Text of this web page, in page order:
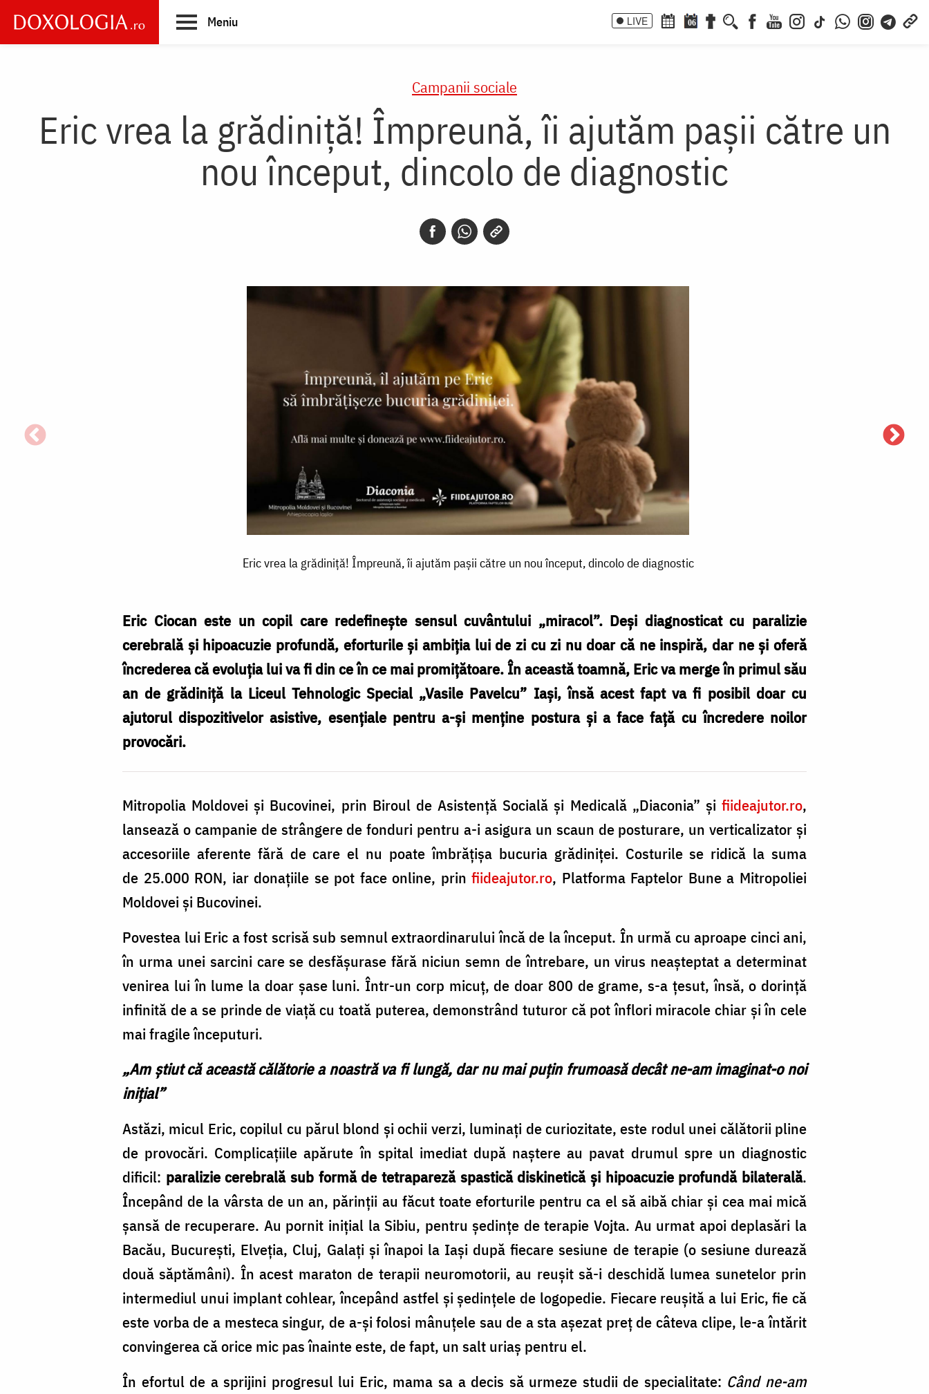
main
Meniu LIVE 06
Campanii sociale
Eric vrea la grădiniță! Împreună, îi ajutăm pașii către un
nou început, dincolo de diagnostic
Eric vrea la grădiniță! Împreună, îi ajutăm pașii către un nou început, dincolo de diagnostic
Eric Ciocan este un copil care redefinește sensul cuvântului „miracol”. Deși diagnosticat cu paralizie
cerebrală și hipoacuzie profundă, eforturile și ambiția lui de zi cu zi nu doar că ne inspiră, dar ne și oferă
încrederea că evoluția lui va fi din ce în ce mai promițătoare. În această toamnă, Eric va merge în primul său
an de grădiniță la Liceul Tehnologic Special „Vasile Pavelcu” Iași, însă acest fapt va fi posibil doar cu
ajutorul dispozitivelor asistive, esențiale pentru a-și menține postura și a face față cu încredere noilor
provocări.
Mitropolia Moldovei și Bucovinei, prin Biroul de Asistență Socială și Medicală „Diaconia” și fiideajutor.ro,
lansează o campanie de strângere de fonduri pentru a-i asigura un scaun de posturare, un verticalizator și
accesoriile aferente fără de care el nu poate îmbrățișa bucuria grădiniței. Costurile se ridică la suma
de 25.000 RON, iar donațiile se pot face online, prinfiideajutor.ro, Platforma Faptelor Bune a Mitropoliei
Moldovei și Bucovinei.
Povestea lui Eric a fost scrisă sub semnul extraordinarului încă de la început. În urmă cu aproape cinci ani,
în urma unei sarcini care se desfășurase fără niciun semn de întrebare, un virus neașteptat a determinat
venirea lui în lume la doar șase luni. Într-un corp micuț, de doar 800 de grame, s-a țesut, însă, o dorință
infinită de a se prinde de viață cu toată puterea, demonstrând tuturor că pot înflori miracole chiar și în cele
mai fragile începuturi.
„Am știut că această călătorie a noastră va fi lungă, dar nu mai puțin frumoasă decât ne-am imaginat-o noi
inițial”
Astăzi, micul Eric, copilul cu părul blond și ochii verzi, luminați de curiozitate, este rodul unei călătorii pline
de provocări. Complicațiile apărute în spital imediat după naștere au pavat drumul spre un diagnostic
dificil: paralizie cerebrală sub formă de tetrapareză spastică diskinetică și hipoacuzie profundă bilaterală.
Începând de la vârsta de un an, părinții au făcut toate eforturile pentru ca el să aibă chiar și cea mai mică
șansă de recuperare. Au pornit inițial la Sibiu, pentru ședințe de terapie Vojta. Au urmat apoi deplasări la
Bacău, București, Elveția, Cluj, Galați și înapoi la Iași după fiecare sesiune de terapie (o sesiune durează
două săptămâni). În acest maraton de terapii neuromotorii, au reușit să-i deschidă lumea sunetelor prin
intermediul unui implant cohlear, începând astfel și ședințele de logopedie. Fiecare reușită a lui Eric, fie că
este vorba de a mesteca singur, de a-și folosi mânuțele sau de a sta așezat preț de câteva clipe, le-a întărit
convingerea că orice mic pas înainte este, de fapt, un salt uriaș pentru el.
În efortul de a sprijini progresul lui Eric, mama sa a decis să urmeze studii de specialitate: Când ne-am